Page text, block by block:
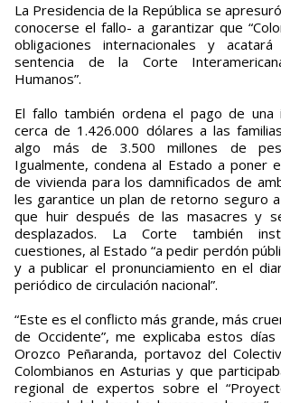
La Presidencia de la República se
conocerse el fallo- a garantizar que
obligaciones internacionales y
sentencia de la Corte
Humanos”.
El fallo también ordena el pago de una
cerca de 1.426.000 dólares a las
algo más de 3.500 millones de
Igualmente, condena al Estado a poner
de vivienda para los damnificados de
les garantice un plan de retorno seguro
que huir después de las masacres y
desplazados. La Corte también
cuestiones, al Estado “a pedir perdón
y a publicar el pronunciamiento en el
periódico de circulación nacional”.
“Este es el conflicto más grande, más
de Occidente”, me explicaba estos
Orozco Peñaranda, portavoz del
Colombianos en Asturias y que
regional de expertos sobre el